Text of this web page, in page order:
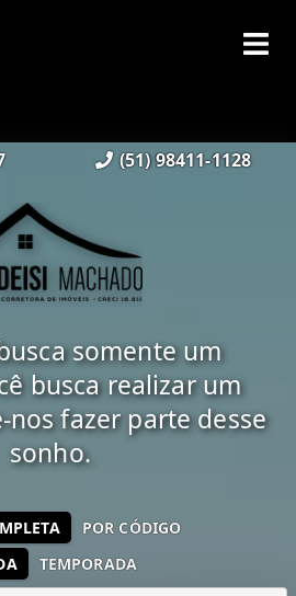
(51) 98411-1128
somente um
busca realizar um
nos fazer parte desse
sonho.
TEMPORADA
POR CÓDIGO